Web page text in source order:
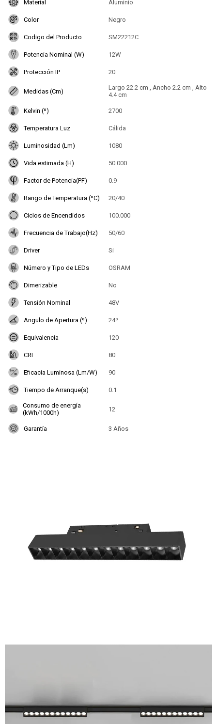
Material Aluminio
Color Negro
Codigo del Producto SM22212C
Potencia Nominal (W) 12W
Protección IP 20
Medidas (Cm)
Largo 22.2 cm , Ancho 2.2 cm , Alto
4.4 cm
Kelvin (º) 2700
Temperatura Luz Cálida
Luminosidad (Lm) 1080
Vida estimada (H) 50.000
Factor de Potencia(PF) 0.9
Rango de Temperatura (ºC) 20/40
Ciclos de Encendidos 100.000
Frecuencia de Trabajo(Hz) 50/60
Driver Si
Número y Tipo de LEDs OSRAM
Dimerizable No
Tensión Nominal 48V
Angulo de Apertura (º) 24º
Equivalencia 120
CRI 80
Eficacia Luminosa (Lm/W) 90
Tiempo de Arranque(s) 0.1
Consumo de energía
(kWh/1000h)
12
Garantía 3 Años